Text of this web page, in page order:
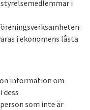
i
i ekonomens låsta
information om
dess
som inte är